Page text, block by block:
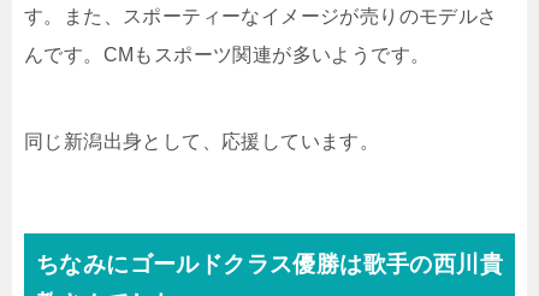
す。また、スポーティーなイメージが売りのモデルさ
んです。CMもスポーツ関連が多いようです。
同じ新潟出身として、応援しています。
ちなみにゴールドクラス優勝は歌手の西川貴